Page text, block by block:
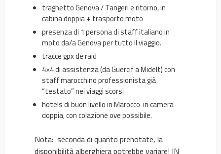
traghetto Genova / Tangeri e ritorno, in
cabina doppia + trasporto moto
presenza di 1 persona di staff italiano in
moto da/a Genova per tutto il viaggio.
tracce gpx de raid
4×4 di assistenza (da Guercif a Midelt) con
staff marocchino professionista già
“testato” nei viaggi scorsi
hotels di buon livello in Marocco in camera
doppia, con colazione ove possibile.
Nota: seconda di quanto prenotate, la
disponibilità alberghiera potrebbe variare! IN